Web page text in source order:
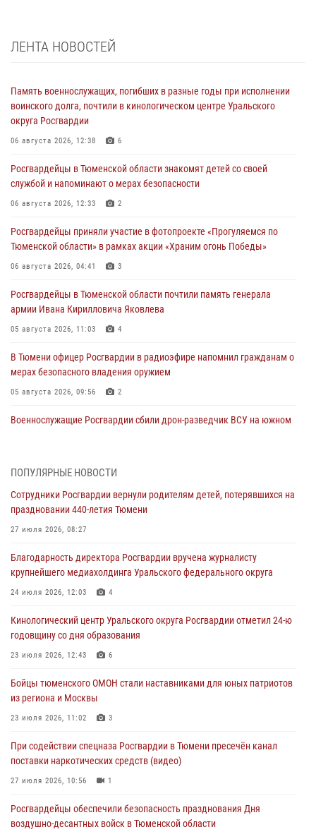
ЛЕНТА НОВОСТЕЙ
Память военнослужащих, погибших в разные годы при исполнении
воинского долга, почтили в кинологическом центре Уральского
округа Росгвардии
06 августа 2026, 12:38 6
Росгвардейцы в Тюменской области знакомят детей со своей
службой и напоминают о мерах безопасности
06 августа 2026, 12:33 2
Росгвардейцы приняли участие в фотопроекте «Прогуляемся по
Тюменской области» в рамках акции «Храним огонь Победы»
06 августа 2026, 04:41 3
Росгвардейцы в Тюменской области почтили память генерала
армии Ивана Кирилловича Яковлева
05 августа 2026, 11:03 4
В Тюмени офицер Росгвардии в радиоэфире напомнил гражданам о
мерах безопасного владения оружием
05 августа 2026, 09:56 2
Военнослужащие Росгвардии сбили дрон-разведчик ВСУ на южном
масштабных спортивных событий на Урале
05 августа 2026, 05:22
виновника ДТП
05 августа 2026, 05:15
труженицу тыла из Тюмени
04 августа 2026, 11:07
условиях в Тюменской области (видео)
04 августа 2026, 06:28
ПОПУЛЯРНЫЕ НОВОСТИ
Сотрудники Росгвардии вернули родителям детей, потерявшихся на
праздновании 440-летия Тюмени
27 июля 2026, 08:27
Благодарность директора Росгвардии вручена журналисту
крупнейшего медиахолдинга Уральского федерального округа
24 июля 2026, 12:03 4
Кинологический центр Уральского округа Росгвардии отметил 24-ю
годовщину со дня образования
23 июля 2026, 12:43 6
Бойцы тюменского ОМОН стали наставниками для юных патриотов
из региона и Москвы
23 июля 2026, 11:02 3
При содействии спецназа Росгвардии в Тюмени пресечён канал
поставки наркотических средств (видео)
27 июля 2026, 10:56 1
Росгвардейцы обеспечили безопасность празднования Дня
воздушно-десантных войск в Тюменской области